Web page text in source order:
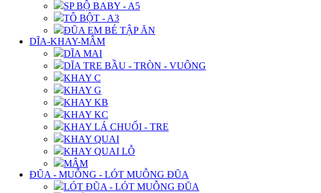
SP BỘ BABY - A5
TÔ BỘT - A3
ĐŨA EM BÉ TẬP ĂN
DĨA-KHAY-MÂM
DĨA MAI
DĨA TRE BẦU - TRÒN - VUÔNG
KHAY C
KHAY G
KHAY KB
KHAY KC
KHAY LÁ CHUỐI - TRE
KHAY QUAI
KHAY QUAI LỖ
MÂM
ĐŨA - MUỖNG - LÓT MUỖNG ĐŨA
LÓT ĐŨA - LÓT MUỖNG ĐŨA